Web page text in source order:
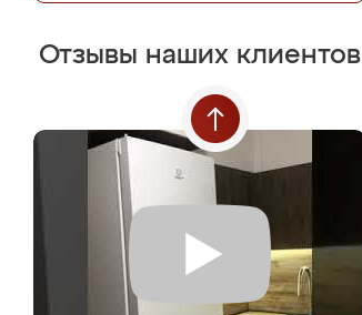
Отзывы наших клиентов